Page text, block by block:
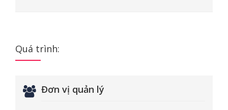
Quá trình:
Đơn vị quản lý